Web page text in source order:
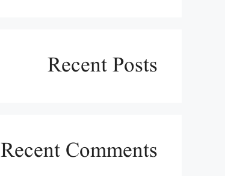
Recent Posts
Recent Comments